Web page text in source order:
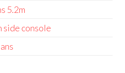
5.2m
side console